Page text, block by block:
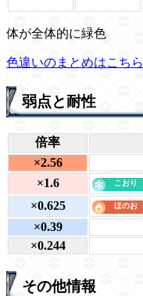
体が全体的に緑色
色違いのまとめはこちら
弱点と耐性
倍率
×2.56
×1.6
×0.625
×0.39
×0.244
その他情報